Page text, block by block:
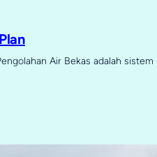
Air Bekas adalah